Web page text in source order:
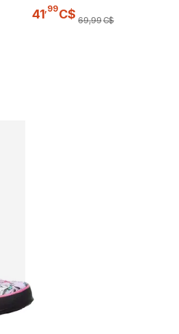
41 99C$ 69,99C$